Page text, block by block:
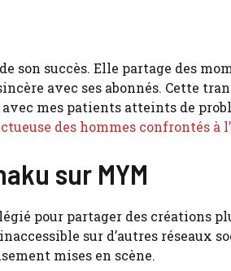
son succès. Elle partage des
avec ses abonnés. Cette
mes patients atteints de
des hommes confrontés à
sur MYM
pour partager des créations
sur d’autres réseaux
mises en scène.